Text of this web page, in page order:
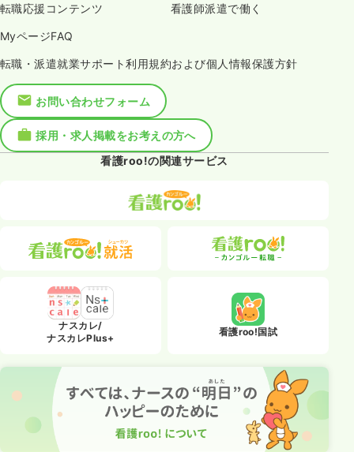
転職応援コンテンツ 看護師派遣で働く
MyページFAQ
転職・派遣就業サポート利用規約および個人情報保護方針
お問い合わせフォーム
採用・求人掲載をお考えの方へ
看護roo!の関連サービス
ナスカレ/
ナスカレPlus+
看護roo!国試